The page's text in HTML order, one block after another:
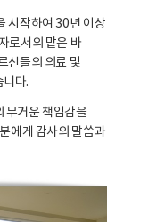
시작하여 30년 이상
로서의 맡은 바
신들의 의료 및
다.
무거운 책임감을
에게 감사의 말씀과